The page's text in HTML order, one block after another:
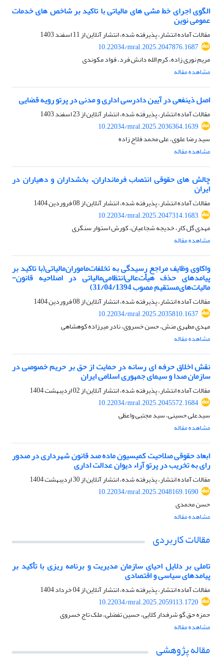
الگوی اجرای خط مشی های مالیاتی با تاکید بر شاخص های خدمات
عمومی نوین
مقالات آماده انتشار، پذیرفته شده، انتشار آنلاین از11 اسفند 1403
10.22034/mral.2025.2047876.1687
مریم نوری زاده، کرم الله دانش فرد، فواد مکوندی
مشاهده مقاله
اصل ذینفعی در آیین دادرسی اداری و مدنی در پرتو رویه قضایی
مقالات آماده انتشار، پذیرفته شده، انتشار آنلاین از23 اسفند 1403
10.22034/mral.2025.2036364.1639
سید رضا علوی، علی محمد فلاح زاده
مشاهده مقاله
چالش های حقوقی انتصاب فرمانداران، بخشداران و دهیاران در
ایران
مقالات آماده انتشار، پذیرفته شده، انتشار آنلاین از08 فروردین 1404
10.22034/mral.2025.2047314.1683
مهدی گل کار، خدیجه شجاعیان، کورش استوار سنگری
مشاهده مقاله
واکاوی وظایف مراجع رسیدگی به تخلفات‌ماموران‌مالیاتی(با تاکید بر
پیامدهای حذف هیأت‌عالی‌انتظامی‌مالیاتی در اصلاحیه قانون-
مالیات‌های‌مستقیم مصوب 31/04/1394)
مقالات آماده انتشار، پذیرفته شده، انتشار آنلاین از08 فروردین 1404
10.22034/mral.2025.2035810.1637
مهدی مطهری منش، حسن خسروی، نادر میرزاده کوهشاهی
مشاهده مقاله
نقش اخلاق حرفه ای رسانه در حمایت از حق بر حریم خصوصی در
سازمان صدا و سیمای جمهوری اسلامی ایران
مقالات آماده انتشار، پذیرفته شده، انتشار آنلاین از02 اردیبهشت 1404
10.22034/mral.2025.2045572.1684
سیدعلی حسینی، سید مجتبی واعظی
مشاهده مقاله
ابعاد حقوقی صلاحیت کمیسیون ماده صد قانون شهرداری در صدور
رای به تخریب در پرتو آراء دیوان عدالت اداری
مقالات آماده انتشار، پذیرفته شده، انتشار آنلاین از30 اردیبهشت 1404
10.22034/mral.2025.2048169.1690
حسن محمدی
مشاهده مقاله
مقالات کاربردی
تاملی بر دلایل احیای سازمان مدیریت و برنامه ریزی با تأکید بر
پیامدهای سیاسی و اقتصادی
مقالات آماده انتشار، پذیرفته شده، انتشار آنلاین از04 خرداد 1404
10.22034/mral.2025.2059113.1720
حمزه حق گو شرفدار کلایی، حسین تفضلی، ملک تاج خسروی
مشاهده مقاله
مقاله پژوهشی